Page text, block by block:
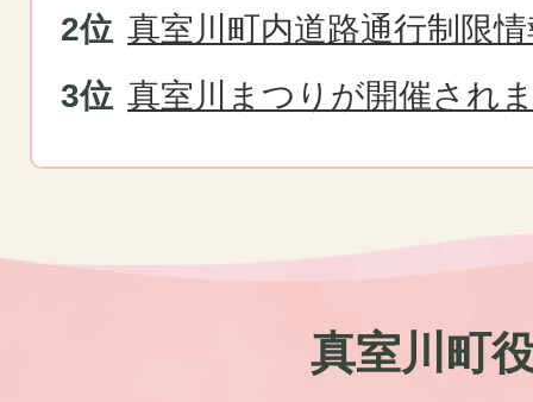
真室川町内道路通行制限
真室川まつりが開催され
真室川町